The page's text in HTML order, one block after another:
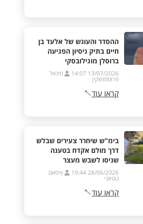
ההסדר והעונש של אלעד בן
חיים בתיק ניסיון הפגיעה
ברוסלן מוגילובסקי
13/07/2026 14:07 מיכאל
פרוסמושקין
קראו עוד
בימ"ש שיחרר צעירים שבלש
דרך מולם אקדח בטענה
שניסו לשבש מעצר
28/06/2026 19:44 וויסאם
גוטאני
קראו עוד